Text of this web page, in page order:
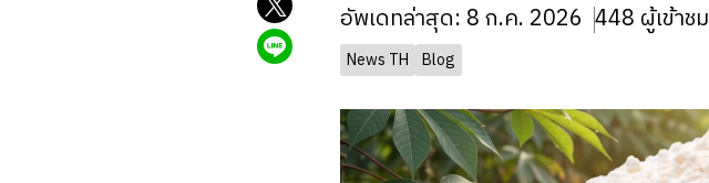
อัพเดทล่าสุด: 8 ก.ค. 2026 448 ผู้เข้าชม
News TH Blog